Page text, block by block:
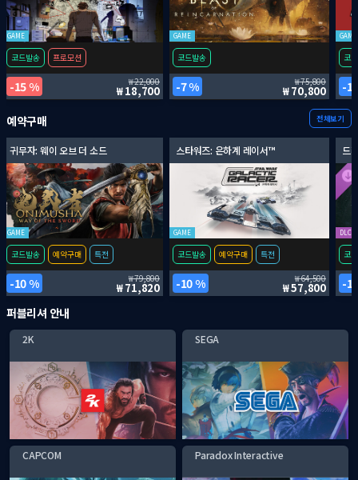
GAME
코드발송 프로모션
15 % 22,000
18,700
GAME
코드발송
7 % 75,800
70,800
GAME
코
예약구매 전체보기
귀무자: 웨이 오브 더 소드
GAME
코드발송 예약구매 특전
10 % 79,800
71,820
스타워즈: 은하계 레이서™
GAME
코드발송 예약구매 특전
10 % 64,500
57,800
드
DLC
코
퍼블리셔 안내
2K SEGA
CAPCOM Paradox Interactive